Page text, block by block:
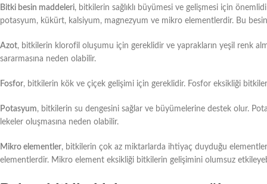
Bitki besin maddeleri, bitkilerin sağlıklı büyümesi ve gelişmesi için
potasyum, kükürt, kalsiyum, magnezyum ve mikro elementlerdir. Bu
Azot, bitkilerin klorofil oluşumu için gereklidir ve yaprakların yeşil renk
sararmasına neden olabilir.
Fosfor, bitkilerin kök ve çiçek gelişimi için gereklidir. Fosfor eksikliği
Potasyum, bitkilerin su dengesini sağlar ve büyümelerine destek olur.
lekeler oluşmasına neden olabilir.
Mikro elementler, bitkilerin çok az miktarlarda ihtiyaç duyduğu
elementlerdir. Mikro element eksikliği bitkilerin gelişimini olumsuz